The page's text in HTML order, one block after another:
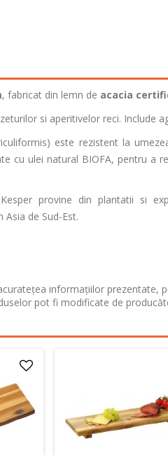
, fabricat din lemn de acacia
si aperitivelor reci. Include
este rezistent la
cu ulei natural BIOFA, pentru a
provine din plantatii si
Asia de Sud-Est.
informațiilor prezentate,
pot fi modificate de